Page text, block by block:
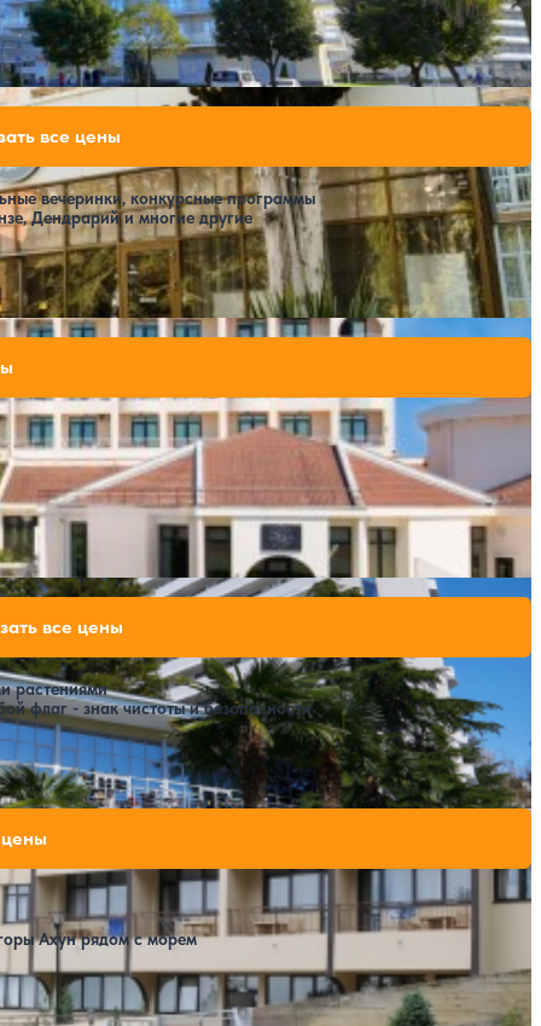
Расстояние до пляжа: 800 метров.
вечеринки, конкурсные программы
Дендрарий и многие другие
Расстояние до пляжа: 300 метров.
139,300 ₽
153,300 ₽
за 7 ночей, 2 взрослых
все цены
Расстояние до пляжа: 600 метров - Основная территория, 800 метров - Вторая территория, корпус Морской находится на пляже.
170,800 ₽
173,600 ₽
за 7 ночей, 2 взрослых
179,200 ₽
за 7 ночей, 2 взрослых
растениями
флаг - знак чистоты и безопасности
Расстояние до пляжа: 50 метров.
184,100 ₽
194,600 ₽
за 7 ночей, 2 взрослых
194,600 ₽
за 7 ночей, 2 взрослых
все цены
Ахун рядом с морем
234,500 ₽
за 7 ночей, 2 взрослых
цены